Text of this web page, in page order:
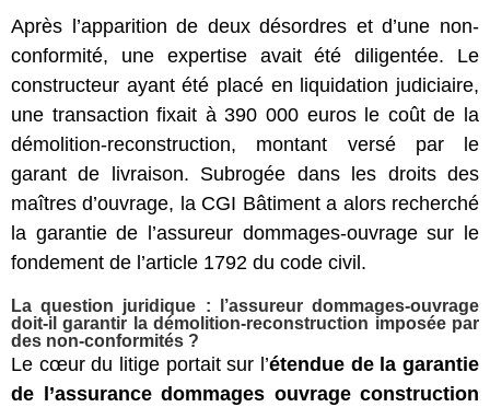
Après l’apparition de deux désordres et d’une non-
conformité, une expertise avait été diligentée. Le
constructeur ayant été placé en liquidation judiciaire,
une transaction fixait à 390 000 euros le coût de la
démolition-reconstruction, montant versé par le
garant de livraison. Subrogée dans les droits des
maîtres d’ouvrage, la CGI Bâtiment a alors recherché
la garantie de l’assureur dommages-ouvrage sur le
fondement de l’article 1792 du code civil.
La question juridique : l’assureur dommages-ouvrage
doit-il garantir la démolition-reconstruction imposée par
des non-conformités ?
Le cœur du litige portait sur l’étendue de la garantie
de l’assurance dommages ouvrage construction